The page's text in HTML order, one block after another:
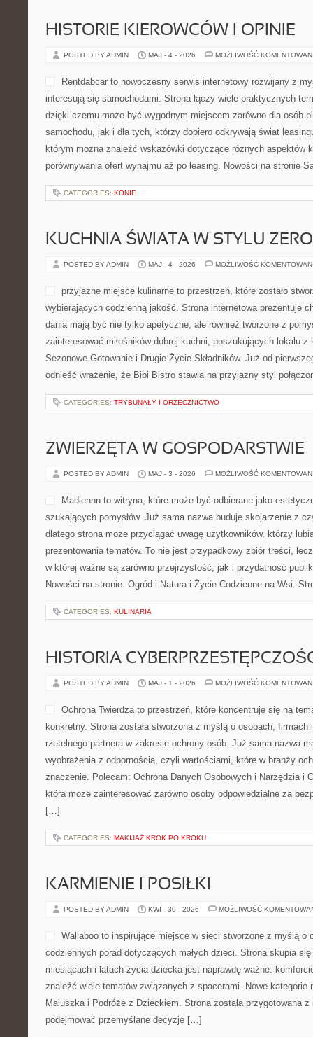
HISTORIE KIEROWCÓW I OPINIE
POSTED BY ADMIN MAJ - 4 - 2026 MOŻLIWOŚĆ
Rentdabcar to nowoczesny serwis internetowy rozwijany z
interesują się samochodami. Strona łączy wiele praktycznych
dzięki czemu może być wygodnym miejscem zarówno dla osób
samochodu, jak i dla tych, którzy dopiero odkrywają świat
którym można znaleźć wskazówki dotyczące różnych aspektów
porównywania ofert wynajmu aż po leasing. Nowości na stronie
CATEGORIES: KONIE
KUCHNIA ŚWIATA W STYLU
POSTED BY ADMIN MAJ - 4 - 2026 MOŻLIWOŚĆ
przyjazne miejsce kulinarne to przestrzeń, które zostało
wybierających codzienną jakość. Strona internetowa prezentuje
dania mają być nie tylko apetyczne, ale również tworzone z
zainteresować miłośników dobrej kuchni, poszukujących lokalu z
Sezonowe Gotowanie i Drugie Życie Składników. Już od
odnieść wrażenie, że Bibi Bistro stawia na przyjazny styl
CATEGORIES: TRYBUNAŁY I ORZECZNICTWO
ZWIERZĘTA W GOSPODARSTWIE
POSTED BY ADMIN MAJ - 3 - 2026 MOŻLIWOŚĆ
Madlennn to witryna, które może być odbierane jako
szukających pomysłów. Już sama nazwa buduje skojarzenie z
dlatego strona może przyciągać uwagę użytkowników, którzy
prezentowania tematów. To nie jest przypadkowy zbiór treści,
w której ważne są zarówno przejrzystość, jak i przydatność
Nowości na stronie: Ogród i Natura i Życie Codzienne na Wsi.
CATEGORIES: KULINARIA
HISTORIA
POSTED BY ADMIN MAJ - 1 - 2026 MOŻLIWOŚĆ
Ochrona Twierdza to przestrzeń, które koncentruje się na
konkretny. Strona została stworzona z myślą o osobach,
rzetelnego partnera w zakresie ochrony osób. Już sama nazwa
wyobrażenia z odpornością, czyli wartościami, które w branży
znaczenie. Polecam: Ochrona Danych Osobowych i Narzędzia i
która może zainteresować zarówno osoby odpowiedzialne za
[…]
CATEGORIES: MAKIJAŻ KROK PO KROKU
KARMIENIE I POSIŁKI
POSTED BY ADMIN KWI - 30 - 2026 MOŻLIWOŚĆ
Wallaboo to inspirujące miejsce w sieci stworzone z myślą o
codziennych porad dotyczących małych dzieci. Strona skupia
miesiącach i latach życia dziecka jest naprawdę ważne:
znaleźć wiele tematów związanych z spacerami. Nowe kategorie
Maluszka i Podróże z Dzieckiem. Strona została przygotowana
podejmować przemyślane decyzje […]